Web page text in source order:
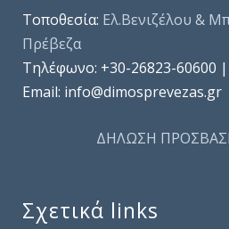
Τοποθεσία: Ελ.Βενιζέλου &
Πρέβεζα
Τηλέφωνo: +30-26823-60600 |
Email: info@dimosprevezas.gr
ΔΗΛΩΣΗ
Σχετικά links